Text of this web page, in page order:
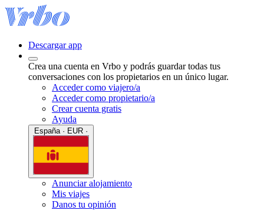
Descargar app
Crea una cuenta en Vrbo y podrás guardar todas tus
conversaciones con los propietarios en un único lugar.
Acceder como viajero/a
Acceder como propietario/a
Crear cuenta gratis
Ayuda
Anunciar alojamiento
Mis viajes
Danos tu opinión